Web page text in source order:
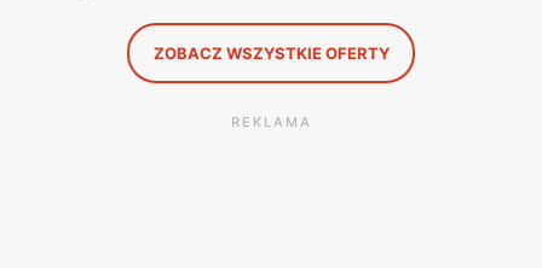
ZOBACZ WSZYSTKIE OFERTY
REKLAMA